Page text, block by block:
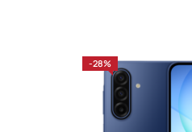
-28%